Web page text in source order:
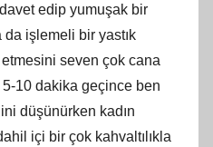
edip yumuşak bir
işlemeli bir yastık
seven çok cana
5-10 dakika geçince ben
düşünürken kadın
içi bir çok kahvaltılıkla